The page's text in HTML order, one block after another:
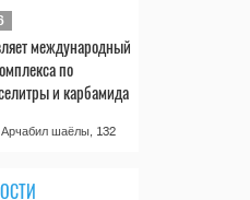
международный
по
и карбамида
шаёлы, 132